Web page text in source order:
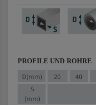
PROFILE UND ROHRE
D(mm) 20 40
S
(mm)